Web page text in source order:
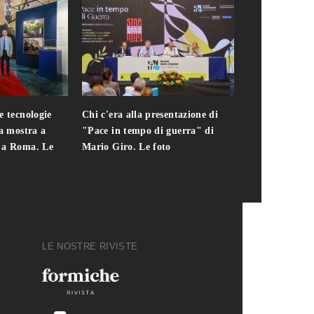
tecnologie
mostra a
Roma. Le
Chi c'era alla presentazione di
"Pace in tempo di guerra" di
Mario Giro. Le foto
LE NOSTRE RIVISTE